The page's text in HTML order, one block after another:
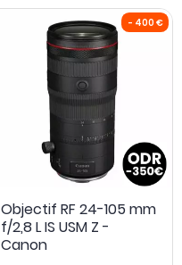
Objectif RF 24-105 mm
f/2,8 L IS USM Z -
Canon